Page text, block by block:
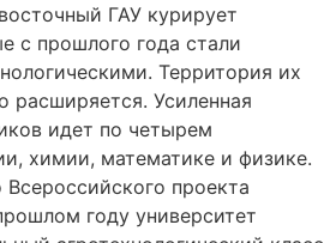
ГАУ курирует
с прошлого года стали
Территория их
расширяется. Усиленная
идет по четырем
химии, математике и физике.
проекта
году университет